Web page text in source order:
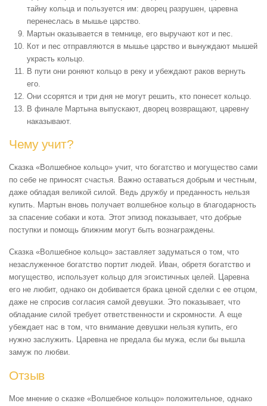
тайну кольца и пользуется им: дворец разрушен, царевна
перенеслась в мышье царство.
Мартын оказывается в темнице, его выручают кот и пес.
Кот и пес отправляются в мышье царство и вынуждают мышей
украсть кольцо.
В пути они роняют кольцо в реку и убеждают раков вернуть
его.
Они ссорятся и три дня не могут решить, кто понесет кольцо.
В финале Мартына выпускают, дворец возвращают, царевну
наказывают.
Чему учит?
Сказка «Волшебное кольцо» учит, что богатство и могущество сами
по себе не приносят счастья. Важно оставаться добрым и честным,
даже обладая великой силой. Ведь дружбу и преданность нельзя
купить. Мартын вновь получает волшебное кольцо в благодарность
за спасение собаки и кота. Этот эпизод показывает, что добрые
поступки и помощь ближним могут быть вознаграждены.
Сказка «Волшебное кольцо» заставляет задуматься о том, что
незаслуженное богатство портит людей. Иван, обретя богатство и
могущество, использует кольцо для эгоистичных целей. Царевна
его не любит, однако он добивается брака ценой сделки с ее отцом,
даже не спросив согласия самой девушки. Это показывает, что
обладание силой требует ответственности и скромности. А еще
убеждает нас в том, что внимание девушки нельзя купить, его
нужно заслужить. Царевна не предала бы мужа, если бы вышла
замуж по любви.
Отзыв
Мое мнение о сказке «Волшебное кольцо» положительное, однако